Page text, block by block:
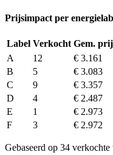
Prijsimpact per
Label Verkocht Gem.
A
12 € 3.161
B
5 € 3.083
C
9 € 3.357
D
4 € 2.487
E
1 € 2.973
F
3 € 2.972
Gebaseerd op 34